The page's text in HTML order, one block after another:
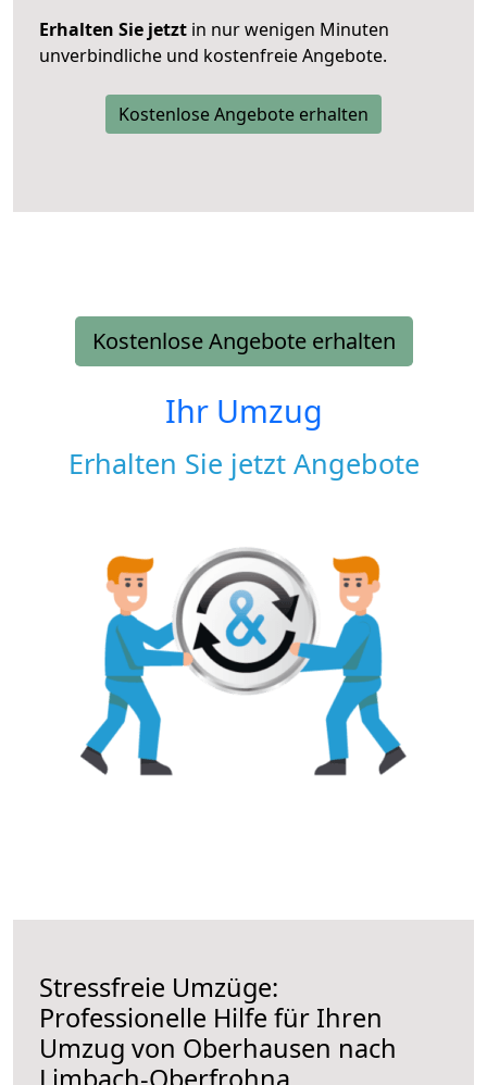
Erhalten Sie jetzt in nur wenigen Minuten
unverbindliche und kostenfreie Angebote.
Kostenlose Angebote erhalten
Kostenlose Angebote erhalten
Ihr Umzug
Erhalten Sie jetzt Angebote
Stressfreie Umzüge:
Professionelle Hilfe für Ihren
Umzug von Oberhausen nach